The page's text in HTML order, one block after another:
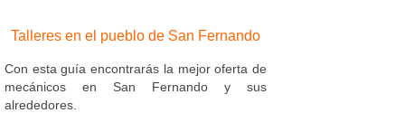
Talleres en el pueblo de San Fernando
Con esta guía encontrarás la mejor oferta de
mecánicos en San Fernando y sus
alrededores.